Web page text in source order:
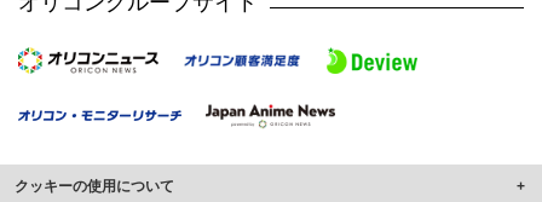
クッキーの使用について